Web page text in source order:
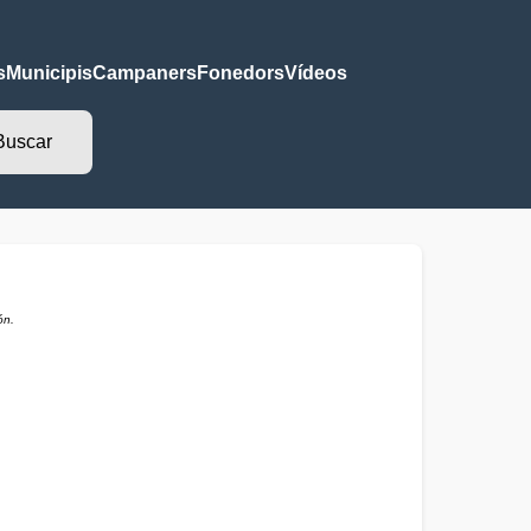
MunicipisCampanersFonedorsVídeos